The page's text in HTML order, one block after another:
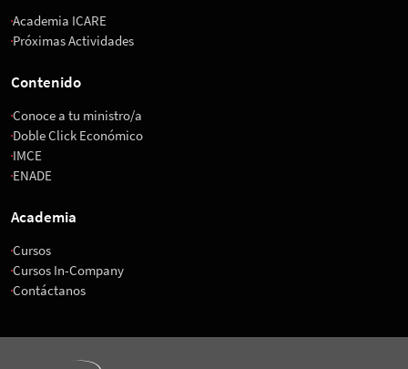
Academia ICARE
Próximas Actividades
Contenido
Conoce a tu ministro/a
Doble Click Económico
IMCE
ENADE
Academia
Cursos
Cursos In-Company
Contáctanos